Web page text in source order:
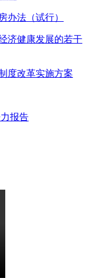
办法（试行）
济健康发展的若干
度改革实施方案
报告